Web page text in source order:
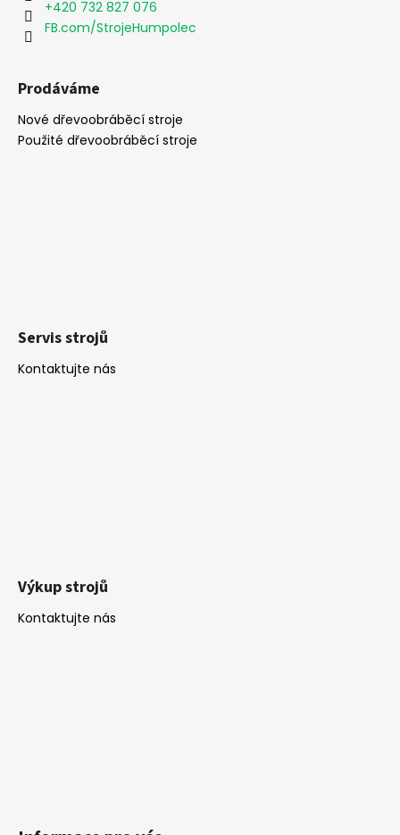
+420 732 827 076
FB.com/StrojeHumpolec
Prodáváme
Nové dřevoobráběcí stroje
Použité dřevoobráběcí stroje
Servis strojů
Kontaktujte nás
Výkup strojů
Kontaktujte nás